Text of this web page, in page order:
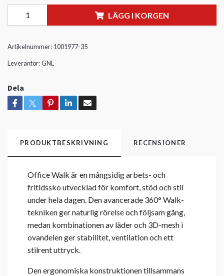
LÄGG I KORGEN
Artikelnummer: 1001977-35
Leverantör:GNL
Dela
PRODUKTBESKRIVNING RECENSIONER
Office Walk är en mångsidig arbets- och
fritidssko utvecklad för komfort, stöd och stil
under hela dagen. Den avancerade 360° Walk-
tekniken ger naturlig rörelse och följsam gång,
medan kombinationen av läder och 3D-mesh i
ovandelen ger stabilitet, ventilation och ett
stilrent uttryck.
Den ergonomiska konstruktionen tillsammans